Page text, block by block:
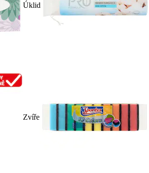
Úklid
Zvíře